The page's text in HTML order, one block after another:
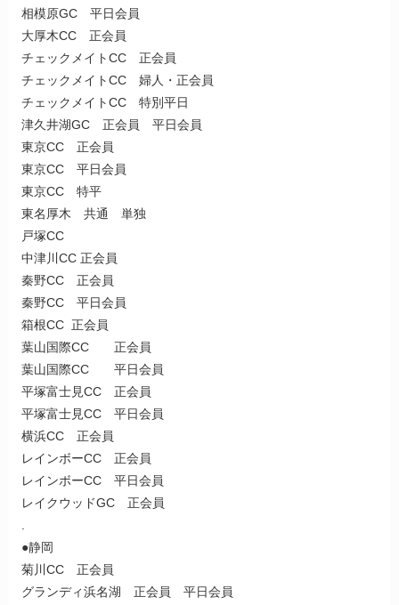
相模原GC 平日会員
大厚木CC 正会員
チェックメイトCC 正会員
チェックメイトCC 婦人・正会員
チェックメイトCC 特別平日
津久井湖GC 正会員 平日会員
東京CC 正会員
東京CC 平日会員
東京CC 特平
東名厚木 共通 単独
戸塚CC
中津川CC 正会員
秦野CC 正会員
秦野CC 平日会員
箱根CC 正会員
葉山国際CC 正会員
葉山国際CC 平日会員
平塚富士見CC 正会員
平塚富士見CC 平日会員
横浜CC 正会員
レインボーCC 正会員
レインボーCC 平日会員
レイクウッドGC 正会員
●静岡
菊川CC 正会員
グランディ浜名湖 正会員 平日会員